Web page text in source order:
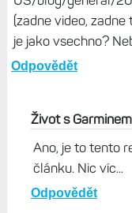
Nevidím v tom
tlačítko Zpět na
někde jinde.
Odpovědět
TiK, 18. prosinec
cekal jsem neco,
nicmene ten report
US/blog/general/